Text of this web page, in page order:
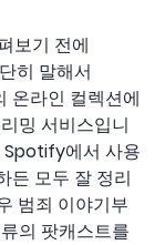
보기 전에
히 말해서
온라인 컬렉션에
밍 서비스입니
Spotify에서 사용
든 모두 잘 정리
범죄 이야기부
의 팟캐스트를